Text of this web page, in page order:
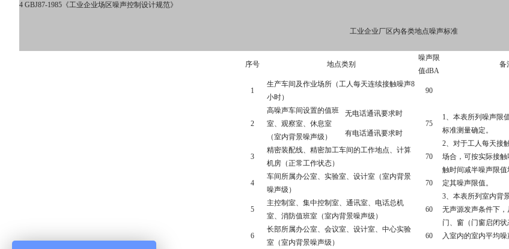
4 GBJ87-1985《工业企业场区噪声控制设计规范》
工业企业厂区内各类地点噪声标准
序号 地点类别
噪声限
值dBA
备
1
生产车间及作业场所 （工人每天连续接触噪声8
小时）
90
1、 本表所列噪声限
标准测量确定。
2、 对于工人每天接
场合 ， 可按实际接触
触时间减半噪声限值
定其噪声限值。
3、 本表所列室内背
无声源发声条件下 ，
门、 窗 （ 门窗启闭
入室内的室内平均噪
2
高噪声车间设置的值班
室、 观察室、 休息室
（室内背景噪声级 ）
无电话通讯要求时
75
有电话通讯要求时
3
精密装配线、 精密加工车间的工作地点、 计算
机房 （正常工作状态）
70
4
车间所属办公室、 实验室、 设计室 （室内背景
噪声级 ）
70
5
主控制室、 集中控制室、 通讯室、 电话总机
室、 消防值班室 （室内背景噪声级 ）
60
6
长部所属办公室、 会议室、 设计室、 中心实验
室 （室内背景噪声级 ）
60